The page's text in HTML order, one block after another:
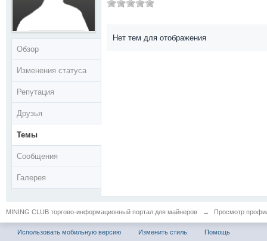
Обзор
Изменения статуса
Репутация
Друзья
Темы
Сообщения
Галерея
Нет тем для отображения
MINING CLUB торгово-информационный портал для майнеров → Просмотр
Использовать мобильную версию Изменить стиль Помощь